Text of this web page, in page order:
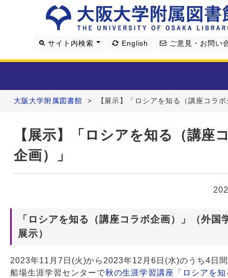
サイト内検索 English ご意見・お問い
利用案内
資料を探す
学習・研究支援
4つの図書館
大阪大学附属図書館 > 【展示】「ロシアを知る（講座コラ
【展示】「ロシアを知る（講座
企画）」
「ロシアを知る（講座コラボ企画）」（外国
展示）
2023年11月7日(火)から2023年12月6日(水)のうち4日
船場生涯学習センターで秋の生涯学習講座「ロシアを知